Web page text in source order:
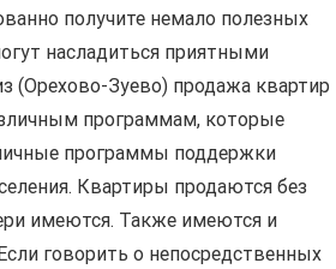
получите немало полезных
насладиться приятными
(Орехово-Зуево) продажа квартир
программам, которые
программы поддержки
Квартиры продаются без
имеются. Также имеются и
говорить о непосредственных